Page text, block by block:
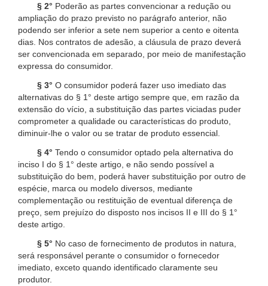
§ 2° Poderão as partes convencionar a redução ou
ampliação do prazo previsto no parágrafo anterior, não
podendo ser inferior a sete nem superior a cento e oitenta
dias. Nos contratos de adesão, a cláusula de prazo deverá
ser convencionada em separado, por meio de manifestação
expressa do consumidor.
§ 3° O consumidor poderá fazer uso imediato das
alternativas do § 1° deste artigo sempre que, em razão da
extensão do vício, a substituição das partes viciadas puder
comprometer a qualidade ou características do produto,
diminuir-lhe o valor ou se tratar de produto essencial.
§ 4° Tendo o consumidor optado pela alternativa do
inciso I do § 1° deste artigo, e não sendo possível a
substituição do bem, poderá haver substituição por outro de
espécie, marca ou modelo diversos, mediante
complementação ou restituição de eventual diferença de
preço, sem prejuízo do disposto nos incisos II e III do § 1°
deste artigo.
§ 5° No caso de fornecimento de produtos in natura,
será responsável perante o consumidor o fornecedor
imediato, exceto quando identificado claramente seu
produtor.